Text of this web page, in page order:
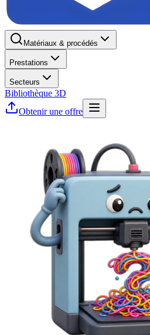
Matériaux & procédés
Prestations
Secteurs
Bibliothèque 3D
Obtenir une offre